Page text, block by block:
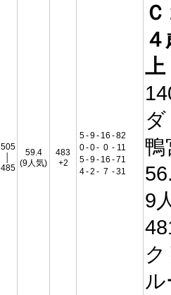
505
485
59.4
(9人気)
483
+2
5-9- 16 -82
0-0- 0 - 11
5-9- 16 -71
4-2 - 7 -31
上
9